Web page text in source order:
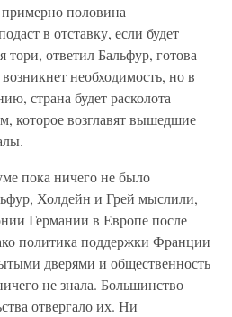
половина
в отставку, если будет
тори, ответил Бальфур, готова
необходимость, но в
страна будет расколота
которое возглавят вышедшие
пока ничего не было
Холдейн и Грей мыслили,
Германии в Европе после
политика поддержки Франции
дверями и общественность
не знала. Большинство
отвергало их. Ни